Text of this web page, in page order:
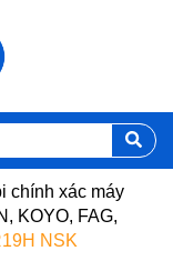
chính xác máy
KOYO, FAG,
NSK